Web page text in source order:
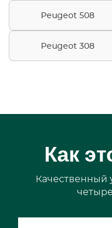
Peugeot 508
Peugeot 308
Как
Качественный